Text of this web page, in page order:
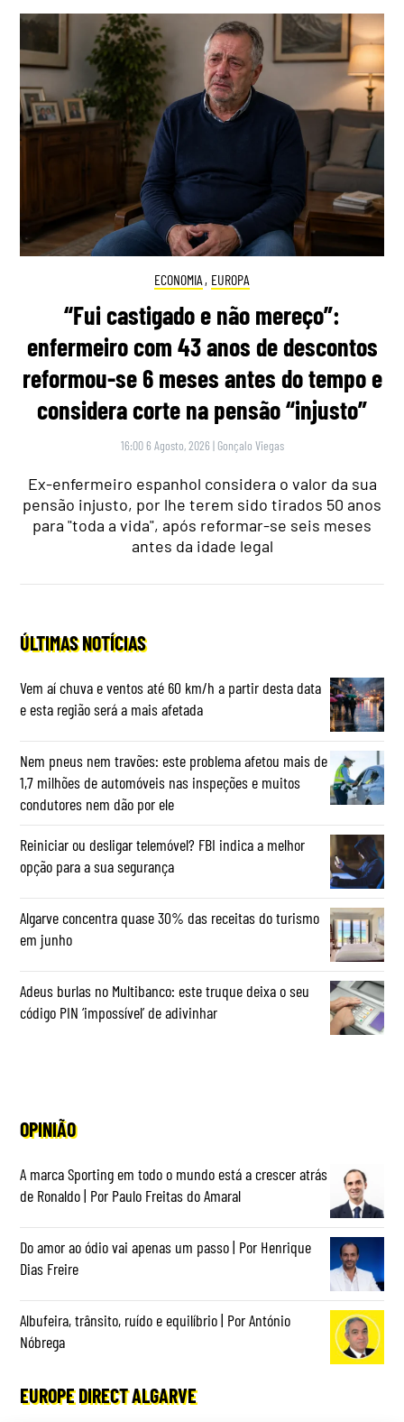
ECONOMIA , EUROPA
“Fui castigado e não mereço”:
enfermeiro com 43 anos de descontos
reformou-se 6 meses antes do tempo e
considera corte na pensão “injusto”
16:00 6 Agosto, 2026 | Gonçalo Viegas
Ex-enfermeiro espanhol considera o valor da sua
pensão injusto, por lhe terem sido tirados 50 anos
para "toda a vida", após reformar-se seis meses
antes da idade legal
ÚLTIMAS NOTÍCIAS
Vem aí chuva e ventos até 60 km/h a partir desta data
e esta região será a mais afetada
Nem pneus nem travões: este problema afetou mais de
1,7 milhões de automóveis nas inspeções e muitos
condutores nem dão por ele
Reiniciar ou desligar telemóvel? FBI indica a melhor
opção para a sua segurança
Algarve concentra quase 30% das receitas do turismo
em junho
Adeus burlas no Multibanco: este truque deixa o seu
código PIN ‘impossível’ de adivinhar
OPINIÃO
A marca Sporting em todo o mundo está a crescer atrás
de Ronaldo | Por Paulo Freitas do Amaral
Do amor ao ódio vai apenas um passo | Por Henrique
Dias Freire
Albufeira, trânsito, ruído e equilíbrio | Por António
Nóbrega
EUROPE DIRECT ALGARVE